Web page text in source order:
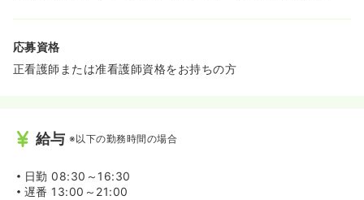
応募資格
正看護師または准看護師資格をお持ちの方
給与 ※以下の勤務時間の場合
日勤 08:30～16:30
遅番 13:00～21:00